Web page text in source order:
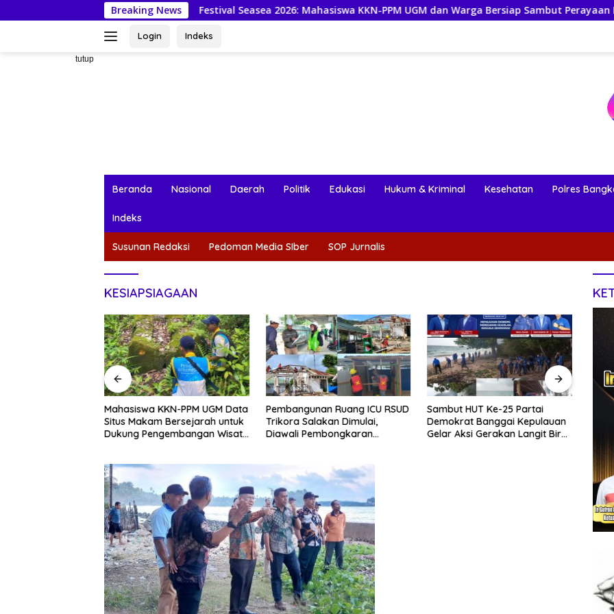
ke
Breaking News
Festival Seasea 2026: Mahasiswa KKN-PPM UGM dan Warga Bersiap Sambut Perayaan Budaya Banggai
Login Indeks
tutup
Beranda Nasional Daerah Politik Edukasi Hukum & Kriminal Kesehatan Polres
Indeks
Susunan Redaksi Pedoman Media SIber SOP Jurnalis
KESIAPSIAGAAN
Mahasiswa KKN-PPM UGM Data
Situs Makam Bersejarah untuk
Dukung Pengembangan Wisata
Pembangunan Ruang ICU RSUD
Trikora Salakan Dimulai,
Diawali Pembongkaran
Sambut HUT Ke-25 Partai
Demokrat Banggai Kepulauan
Gelar Aksi Gerakan Langit Biru